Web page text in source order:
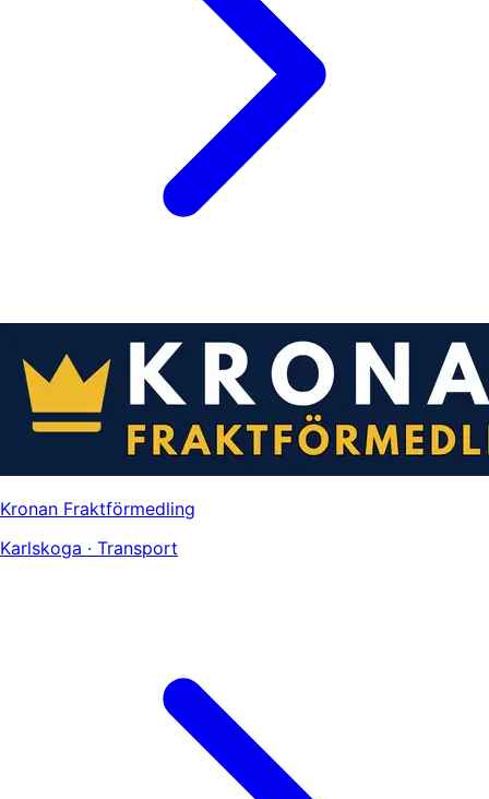
Kronan Fraktförmedling
Karlskoga · Transport